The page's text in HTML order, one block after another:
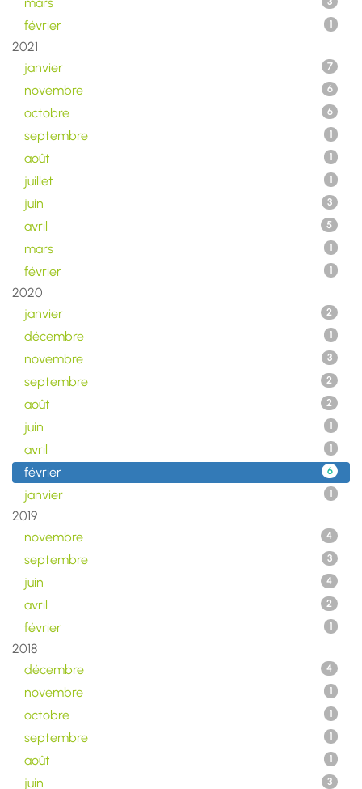
février 1
2021
janvier
7
novembre 6
octobre 6
septembre 1
août 1
juillet 1
juin 3
avril 5
mars 1
février 1
2020
janvier
2
décembre 1
novembre 3
septembre 2
août 2
juin 1
avril 1
février 6
janvier 1
2019
novembre
4
septembre 3
juin 4
avril 2
février 1
2018
décembre
4
novembre 1
octobre 1
septembre 1
août 1
juin 3